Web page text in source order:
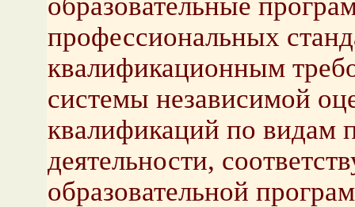
профессиональных
квалификационным
системы независимой
квалификаций по видам
деятельности,
образовательной